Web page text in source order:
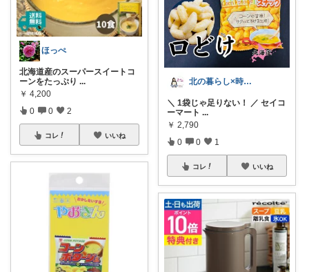
ほっぺ
北海道産のスーパースイートコ
ーンをたっぷり ...
￥ 4,200
0 0 2
コレ いいね
北の暮らし×時々船旅
＼ 1袋じゃ足りない！ ／ セイコ
ーマート ...
￥ 2,790
0 0 1
コレ いいね